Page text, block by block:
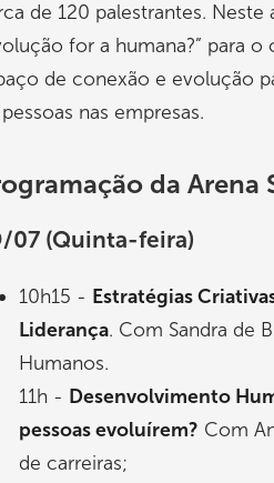
de 120 palestrantes. Neste
for a humana?” para
de conexão e evolução
nas empresas.
da Arena
07 (Quinta-feira)
10h15 - Estratégias
Liderança. Com Sandra de
Humanos.
11h - Desenvolvimento
pessoas evoluírem? Com
de carreiras;